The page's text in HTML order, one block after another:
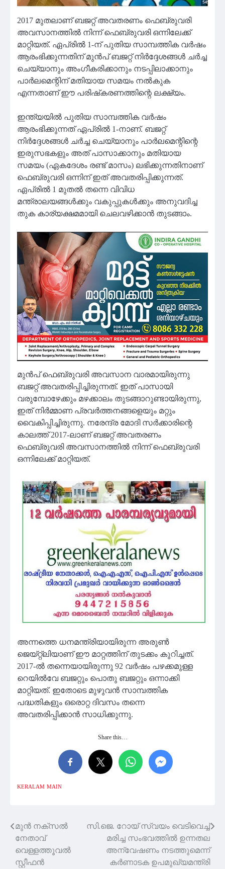
2017 മുതലാണ് ബജറ്റ് അവതരണം ഫെബ്രുവരി
അവസാനത്തിൽ നിന്ന് ഫെബ്രുവരി ഒന്നിലേക്ക്
മാറ്റിയത്. ഏപ്രിൽ 1-ന് പുതിയ സാമ്പത്തിക വർഷം
ആരംഭിക്കുന്നതിന് മുൻപ് ബജറ്റ് നിർദ്ദേശങ്ങൾ ചർച്ച
ചെയ്യാനും അംഗീകരിക്കാനും നടപ്പിലാക്കാനും
പാർലമെന്റിന് മതിയായ സമയം നൽകുക
എന്നതാണ് ഈ പരിഷ്‌കരണത്തിന്റെ ലക്ഷ്യം.
ഇന്ത്യയിൽ പുതിയ സാമ്പത്തിക വർഷം
ആരംഭിക്കുന്നത് ഏപ്രിൽ 1-നാണ്. ബജറ്റ്
നിർദ്ദേശങ്ങൾ ചർച്ച ചെയ്യാനും പാർലമെന്റിന്റെ
ഇരുസഭകളും അത് പാസാക്കാനും മതിയായ
സമയം (ഏകദേശം രണ്ട് മാസം) ലഭിക്കുന്നതിനാണ്
ഫെബ്രുവരി ഒന്നിന് ഇത് അവതരിപ്പിക്കുന്നത്.
ഏപ്രിൽ 1 മുതൽ തന്നെ വിവിധ
മന്ത്രാലയങ്ങൾക്കും വകുപ്പുകൾക്കും അനുവദിച്ച
തുക കാര്യക്ഷമമായി ചെലവഴിക്കാൻ തുടങ്ങാം.
മുൻപ് ഫെബ്രുവരി അവസാന വാരമായിരുന്നു
ബജറ്റ് അവതരിപ്പിച്ചിരുന്നത്. ഇത് പാസായി
വരുമ്പോഴേക്കും മഴക്കാലം തുടങ്ങാറുണ്ടായിരുന്നു,
ഇത് നിർമ്മാണ പ്രവർത്തനങ്ങളെയും മറ്റും
വൈകിപ്പിച്ചിരുന്നു. നരേന്ദ്ര മോദി സർക്കാരിന്റെ
കാലത്ത് 2017-ലാണ് ബജറ്റ് അവതരണം
ഫെബ്രുവരി അവസാനത്തിൽ നിന്ന് ഫെബ്രുവരി
ഒന്നിലേക്ക് മാറ്റിയത്.
അന്നത്തെ ധനമന്ത്രിയായിരുന്ന അരുൺ
ജെയ്റ്റ്ലിയാണ് ഈ മാറ്റത്തിന് തുടക്കം കുറിച്ചത്.
2017-ൽ തന്നെയായിരുന്നു 92 വർഷം പഴക്കമുള്ള
റെയിൽവേ ബജറ്റും പൊതു ബജറ്റും ഒന്നാക്കി
മാറ്റിയത്. ഇതോടെ മുഴുവൻ സാമ്പത്തിക
പദ്ധതികളും ഒരൊറ്റ ദിവസം തന്നെ
അവതരിപ്പിക്കാൻ സാധിക്കുന്നു.
Share this…
KERALAM MAIN
Post
navigation
മുൻ നക്‌സല്‍
നേതാവ്
വെള്ളത്തൂവല്‍
സ്റ്റീഫന്‍
സി.ജെ. റോയ് സ്വയം വെടിവെച്ച്
മരിച്ച സംഭവത്തിൽ ഉന്നതല
അന്വേഷണം നടത്തുമെന്ന്
കർണാടക ഉപമുഖ്യമന്ത്രി